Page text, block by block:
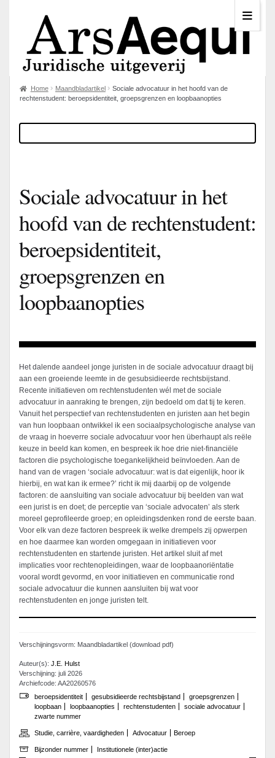
Home Maandbladartikel
Sociale advocatuur in het hoofd van de
rechtenstudent: beroepsidentiteit, groepsgrenzen en loopbaanopties
Sociale advocatuur in het
hoofd van de rechtenstudent:
beroepsidentiteit,
groepsgrenzen en
loopbaanopties
Het dalende aandeel jonge juristen in de sociale advocatuur draagt bij
aan een groeiende leemte in de gesubsidieerde rechtsbijstand.
Recente initiatieven om rechtenstudenten wél met de sociale
advocatuur in aanraking te brengen, zijn bedoeld om dat tij te keren.
Vanuit het perspectief van rechtenstudenten en juristen aan het begin
van hun loopbaan ontwikkel ik een sociaalpsychologische analyse van
de vraag in hoeverre sociale advocatuur voor hen überhaupt als reële
keuze in beeld kan komen, en bespreek ik hoe drie niet‑financiële
factoren die psychologische toegankelijkheid beïnvloeden. Aan de
hand van de vragen ‘sociale advocatuur: wat is dat eigenlijk, hoor ik
hierbij, en wat kan ik ermee?’ richt ik mij daarbij op de volgende
factoren: de aansluiting van sociale advocatuur bij beelden van wat
een jurist is en doet; de perceptie van ‘sociale advocaten’ als sterk
moreel geprofileerde groep; en opleidingsdenken rond de eerste baan.
Voor elk van deze factoren bespreek ik welke drempels zij opwerpen
en hoe daarmee kan worden omgegaan in initiatieven voor
rechtenstudenten en startende juristen. Het artikel sluit af met
implicaties voor rechtenopleidingen, waar de loopbaanoriëntatie
vooral wordt gevormd, en voor initiatieven en communicatie rond
sociale advocatuur die kunnen aansluiten bij wat voor
rechtenstudenten en jonge juristen telt.
Verschijningsvorm: Maandbladartikel (download pdf)
Auteur(s): J.E. Hulst
Verschijning: juli 2026
Archiefcode: AA20260576
beroepsidentiteit
gesubsidieerde rechtsbijstand
groepsgrenzen
loopbaan
loopbaanopties rechtenstudenten
sociale advocatuur
zwarte nummer
Studie, carrière, vaardigheden Advocatuur Beroep
Bijzonder nummer Institutionele (inter)actie